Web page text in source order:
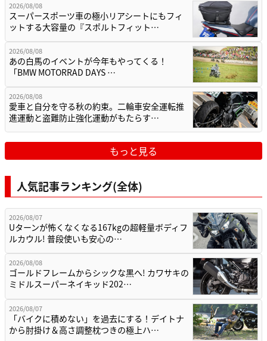
2026/08/08
スーパースポーツ車の極小リアシートにもフィ
ットする大容量の『スポルトフィット…
2026/08/08
あの白馬のイベントが今年もやってくる！
「BMW MOTORRAD DAYS …
2026/08/08
愛車と自分を守る秋の約束。二輪車安全運転推
進運動と盗難防止強化運動がもたらす…
もっと見る
人気記事ランキング(全体)
2026/08/07
Uターンが怖くなくなる167kgの超軽量ボディフ
ルカウル! 普段使いも安心の…
2026/08/08
ゴールドフレームからシックな黒へ! カワサキの
ミドルスーパーネイキッド202…
2026/08/07
「バイクに積めない」を過去にする！デイトナ
から肘掛け＆高さ調整枕つきの極上ハ…